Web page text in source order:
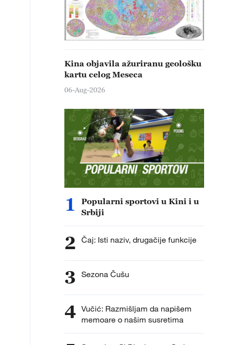
Kina objavila ažuriranu geološku
kartu celog Meseca
06-Aug-2026
1
Popularni sportovi u Kini i u
Srbiji
2 Čaj: Isti naziv, drugačije funkcije
3 Sezona Čušu
4 Vučić: Razmišljam da napišem
memoare o našim susretima